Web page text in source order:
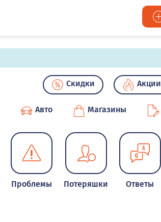
Скидки Акции
Авто Магазины
Проблемы Потеряшки Ответы